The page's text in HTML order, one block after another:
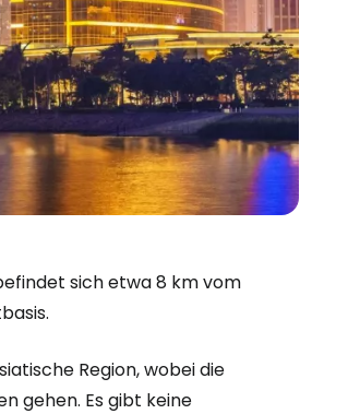
sich etwa 8 km vom
Region, wobei die
gehen. Es gibt keine